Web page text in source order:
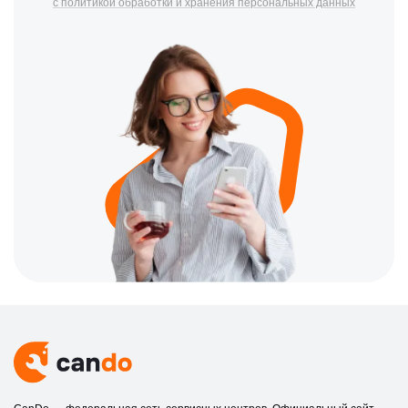
вызывает ошибку Lens Error, блокирующую запуск камеры.
Кроме того, современные модели, поддерживающие запись в
4K с высоким битрейтом, создают серьезную тепловую
нагрузку на процессор обработки изображения BIONZ X. При
деградации термоинтерфейса или засорении вентиляционных
каналов камера начинает перегреваться и аварийно
выключаться. В CanDo мы выполняем точный ремонт:
аккуратно меняем шлейфы, чистим и настраиваем оптические
блоки, меняем разъемы питания и восстанавливаем
материнские платы на компонентном уровне, избегая лишних
затрат на модульную замену.
Преимущества сервисного центра CanDo
обслуживанию техники Sony.
с политикой обработки и хранения персональных данных